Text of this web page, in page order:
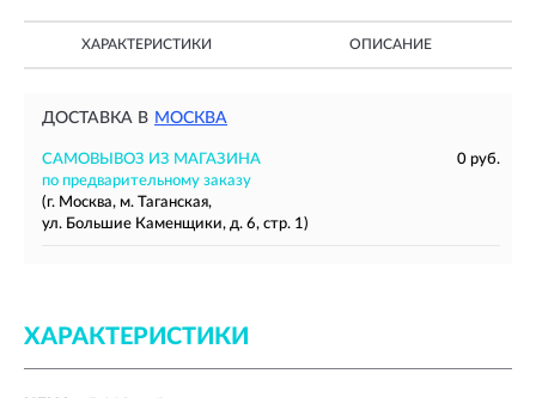
ХАРАКТЕРИСТИКИ ОПИСАНИЕ
ДОСТАВКА В МОСКВА
САМОВЫВОЗ ИЗ МАГАЗИНА
0 руб.
по предварительному заказу
(г. Москва, м. Таганская,
ул. Большие Каменщики, д. 6, стр. 1)
ХАРАКТЕРИСТИКИ